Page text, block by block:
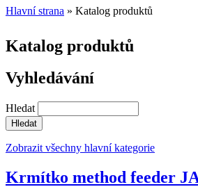
Hlavní strana » Katalog produktů
Katalog produktů
Vyhledávání
Hledat
Zobrazit všechny hlavní kategorie
Krmítko method feeder